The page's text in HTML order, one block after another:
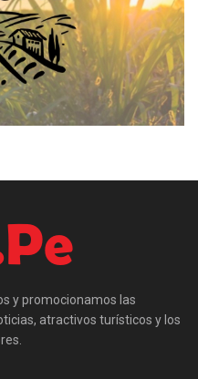
y promocionamos las
atractivos turísticos y los